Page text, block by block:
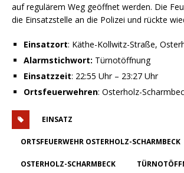
auf regulärem Weg geöffnet werden. Die
die Einsatzstelle an die Polizei und rückte
Einsatzort: Käthe-Kollwitz-Straße,
Alarmstichwort: Türnotöffnung
Einsatzzeit: 22:55 Uhr – 23:27 Uhr
Ortsfeuerwehren: Osterholz-
EINSATZ
ORTSFEUERWEHR OSTERHOLZ-SCHARMBECK
OSTERHOLZ-SCHARMBECK